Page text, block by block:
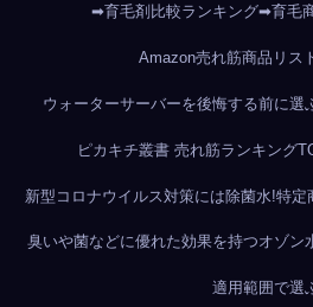
➡育毛剤比較ランキング➡育毛
Amazon売れ筋商品リス
ウォーターサーバーを後悔する前に選
ピカキチ叢書 売れ筋ランキング
新型コロナウイルス対策には除菌水!特定
臭いや菌などに優れた効果を持つオゾン
適用範囲で選